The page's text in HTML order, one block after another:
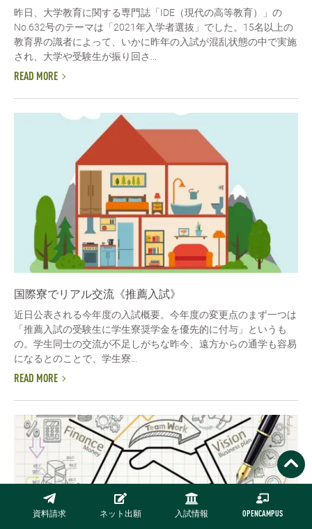
資料請求 ネット出願 入試情報 OPENCAMPUS
昨日、大学教育に関する専門誌「IDE（現代の高等教育）」の
No.632号のテーマは「2021年入学者選抜」でした。15名以上の
教育界の識者によって、いかに昨年の入試が混乱状態の中で実施
され、大学や受験生が振り回さ...
READ MORE
国際寮でリアル交流《推薦入試》
近日公表される今年度の入試概要。今年度の変更点のまず一つは
「推薦入試の受験生に学生寮奨学金を優先的に付与」というも
の。学生同士の交流が不足しがちな昨今、遠方からの通学も容易
になるとのことで、学生寮...
READ MORE